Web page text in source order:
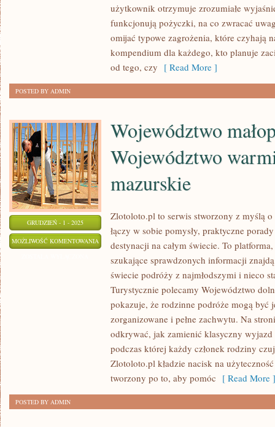
FIRE
(FINANCIAL
INDEPENDENCE,
RETIRE
EARLY)
użytkownik otrzymuje zrozumiałe
funkcjonują pożyczki, na co zwracać
omijać typowe zagrożenia, które czyhają
kompendium dla każdego, kto planuje
od tego, czy [ Read More ]
POSTED BY ADMIN
GRUDZIEŃ - 1 - 2025
MOŻLIWOŚĆ KOMENTOWANIA
MAŁOPOLSKIE
WOJEWÓDZTWO
WARMIŃSKO-
MAZURSKIE
Województwo
Województwo
mazurskie
Zlotoloto.pl to serwis stworzony z myślą
łączy w sobie pomysły, praktyczne
destynacji na całym świecie. To
szukające sprawdzonych informacji
świecie podróży z najmłodszymi i nieco
Turystycznie polecamy Województwo
pokazuje, że rodzinne podróże mogą być
zorganizowane i pełne zachwytu. Na
odkrywać, jak zamienić klasyczny
podczas której każdy członek rodziny
Zlotoloto.pl kładzie nacisk na
tworzony po to, aby pomóc [ Read More ]
POSTED BY ADMIN